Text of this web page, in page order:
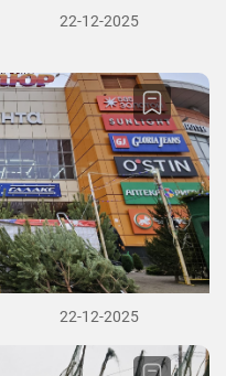
22-12-2025
22-12-2025